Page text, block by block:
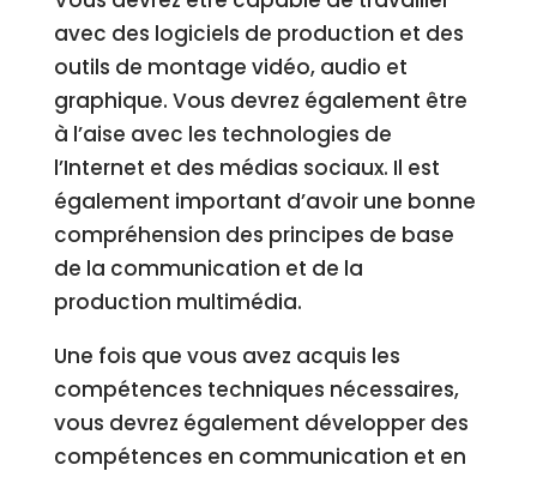
avec des logiciels de production et des
outils de montage vidéo, audio et
graphique. Vous devrez également être
à l’aise avec les technologies de
l’Internet et des médias sociaux. Il est
également important d’avoir une bonne
compréhension des principes de base
de la communication et de la
production multimédia.
Une fois que vous avez acquis les
compétences techniques nécessaires,
vous devrez également développer des
compétences en communication et en